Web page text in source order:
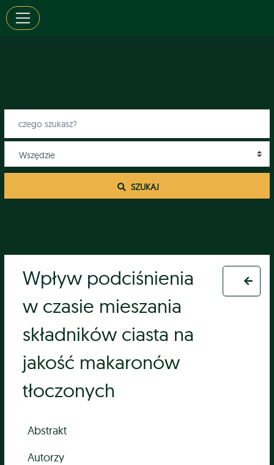
SZUKAJ
Wpływ podciśnienia
w czasie mieszania
składników ciasta na
jakość makaronów
tłoczonych
Abstrakt
Autorzy